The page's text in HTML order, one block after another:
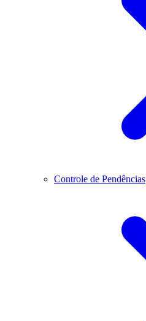
Controle de Pendências